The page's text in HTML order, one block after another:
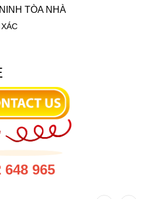
TÒA NHÀ
648 965